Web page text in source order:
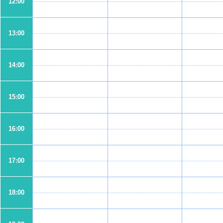
13:00
14:00
15:00
16:00
17:00
18:00